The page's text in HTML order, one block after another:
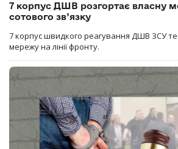
7 корпус ДШВ розгортає власну
сотового зв’язку
7 корпус швидкого реагування ДШВ ЗСУ
мережу на лінії фронту.